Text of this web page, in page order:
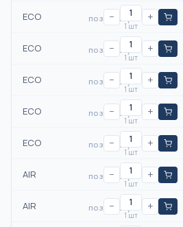
ECO по запросу
−
1 шт
+
ECO по запросу
−
1 шт
+
ECO по запросу
−
1 шт
+
ECO по запросу
−
1 шт
+
ECO по запросу
−
1 шт
+
AIR по запросу
−
1 шт
+
AIR по запросу
−
1 шт
+